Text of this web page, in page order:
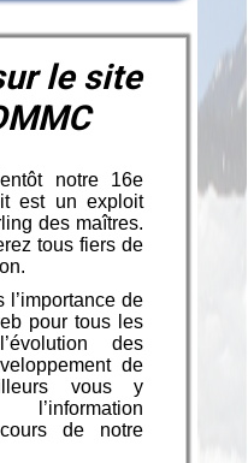
le site
notre 16e
est un exploit
des maîtres.
tous fiers de
l’importance de
pour tous les
des
de
vous y
de notre